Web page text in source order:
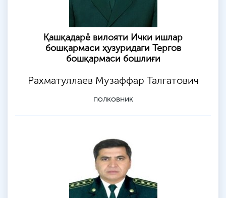
Қашқадарё вилояти Ички ишлар
бошқармаси ҳузуридаги Тергов
бошқармаси бошлиғи
Рахматуллаев Музаффар Талгатович
полковник